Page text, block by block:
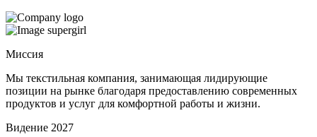
Миссия
Мы текстильная компания, занимающая лидирующие
позиции на рынке благодаря предоставлению современных
продуктов и услуг для комфортной работы и жизни.
Видение 2027